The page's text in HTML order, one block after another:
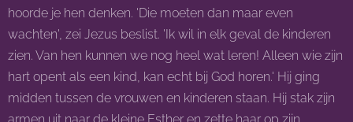
hoorde je hen denken. 'Die moeten dan maar even
wachten', zei Jezus beslist. 'Ik wil in elk geval de kinderen
zien. Van hen kunnen we nog heel wat leren! Alleen wie zijn
hart opent als een kind, kan echt bij God horen.' Hij ging
midden tussen de vrouwen en kinderen staan. Hij stak zijn